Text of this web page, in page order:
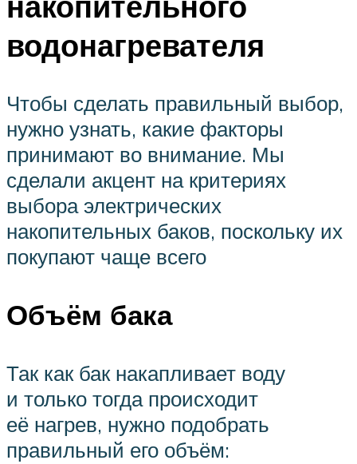
водонагревателя
Чтобы сделать правильный выбор,
нужно узнать, какие факторы
принимают во внимание. Мы
сделали акцент на критериях
выбора электрических
накопительных баков, поскольку их
покупают чаще всего
Объём бака
Так как бак накапливает воду
и только тогда происходит
её нагрев, нужно подобрать
правильный его объём: